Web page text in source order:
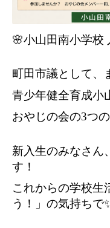
🌸小山田南小学校
町田市議として、
青少年健全育成小
おやじの会の3つ
新入生のみなさん
す！
これからの学校生
う！」の気持ちで